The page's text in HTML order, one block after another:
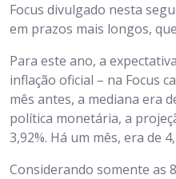
Focus divulgado nesta
em prazos mais longos,
Para este ano, a
inflação oficial – na Focus
mês antes, a mediana era
política monetária, a
3,92%. Há um mês, era de
Considerando somente as